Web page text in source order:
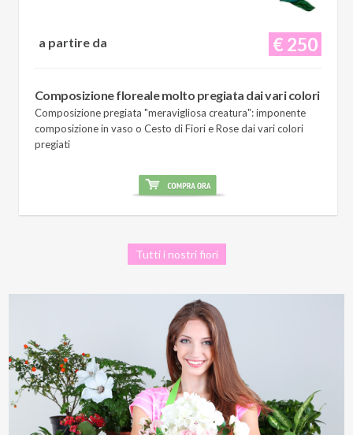
€ 250
a partire da
Composizione floreale molto pregiata dai vari colori
Composizione pregiata "meravigliosa creatura": imponente
composizione in vaso o Cesto di Fiori e Rose dai vari colori
pregiati
Tutti i nostri fiori